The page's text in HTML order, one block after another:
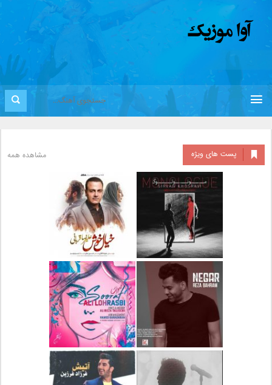
پست های ویژه مشاهده همه
دانلود آلبوم جدید سیروان
خسروی بنام مونولوگ
دانلود آهنگ جدید علیرضا
قربانی بنام خیال خوش
دانلود آهنگ جدید رضا
بهرام بنام نگار
دانلود آهنگ جدید علی
لهراسبی بنام صورت